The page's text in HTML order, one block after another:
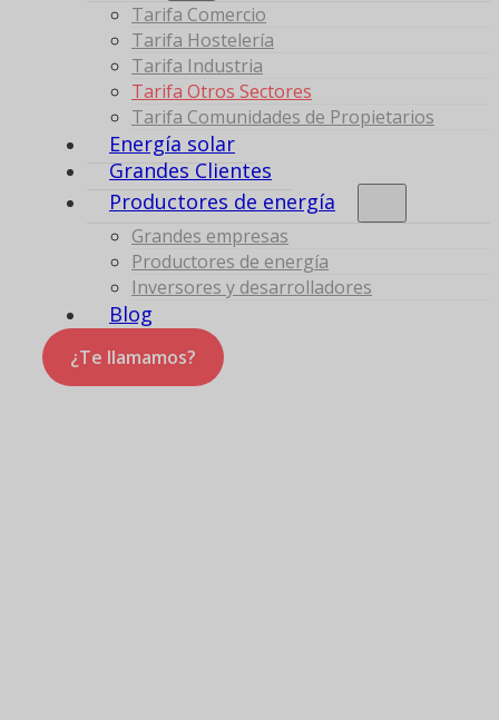
Tarifa Comercio
Tarifa Hostelería
Tarifa Industria
Tarifa Otros Sectores
Tarifa Comunidades de Propietarios
Energía solar
Grandes Clientes
Productores de energía
Grandes empresas
Productores de energía
Inversores y desarrolladores
Blog
¿Te llamamos?